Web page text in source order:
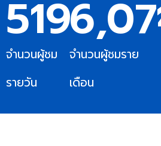
จำนวนผู้ชม
รายวัน
519
จำนวนผู้ชมราย
เดือน